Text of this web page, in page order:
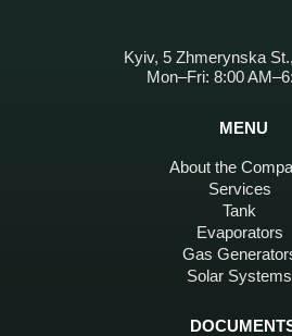
Kyiv, 5 Zhmerynska
Mon–Fri: 8:00
MENU
About the
Services
Tank
Evaporators
Gas
Solar Systems